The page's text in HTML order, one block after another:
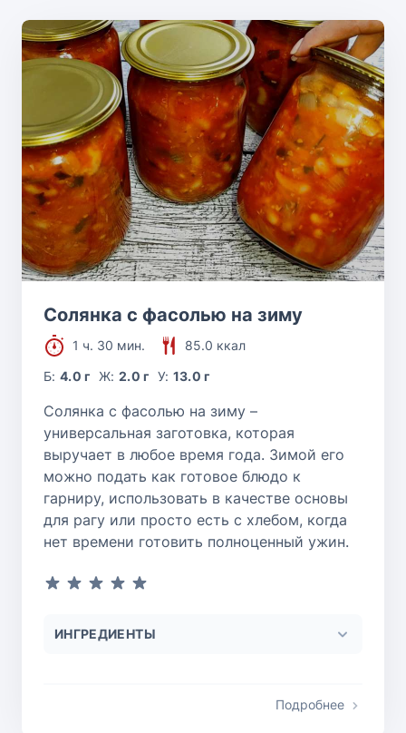
Солянка с фасолью на зиму
1 ч. 30 мин.
85.0 ккал
Б:4.0 г Ж: 2.0 г У: 13.0 г
Солянка с фасолью на зиму –
универсальная заготовка, которая
выручает в любое время года. Зимой его
можно подать как готовое блюдо к
гарниру, использовать в качестве основы
для рагу или просто есть с хлебом, когда
нет времени готовить полноценный ужин.
ИНГРЕДИЕНТЫ
Подробнее